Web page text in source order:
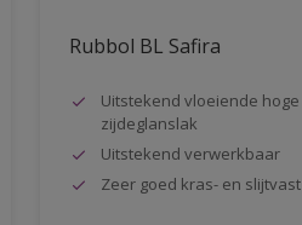
Rubbol BL Safira
Uitstekend vloeiende hoge
zijdeglanslak
Uitstekend verwerkbaar
Zeer goed kras- en slijtvast